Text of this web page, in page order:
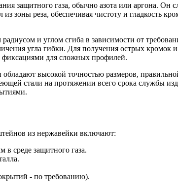
защитного газа, обычно азота или аргона.
зоны реза, обеспечивая чистоту и гладкость
и углом сгиба в зависимости от
угла гибки. Для получения острых
фиксациями для сложных профилей.
высокой точностью размеров,
стали на протяжении всего срока службы
из нержавейки включают:
в среде защитного газа.
- по требованию).